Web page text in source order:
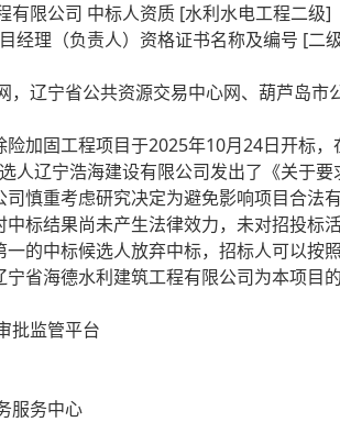
有限公司 中标人资质 [水利水电工程二级]
经理（负责人）资格证书名称及编号 [二
，辽宁省公共资源交易中心网、葫芦岛市
加固工程项目于2025年10月24日开标
人辽宁浩海建设有限公司发出了《关于
慎重考虑研究决定为避免影响项目合
标结果尚未产生法律效力，未对招投
的中标候选人放弃中标，招标人可以
省海德水利建筑工程有限公司为本项目的
批监管平台
服务中心